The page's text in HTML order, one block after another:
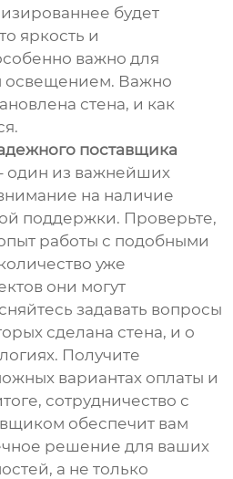
будет
яркость и
важно для
Важно
стена, и как
поставщика
один из важнейших
на наличие
поддержки. Проверьте,
работы с подобными
уже
они могут
задавать вопросы
сделана стена, и о
Получите
вариантах оплаты и
сотрудничество с
обеспечит вам
решение для ваших
а не только